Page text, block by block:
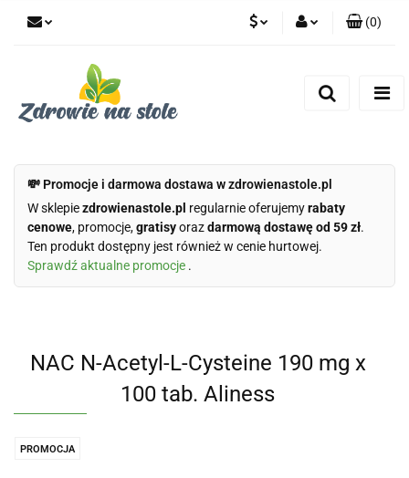
(0)
💸 Promocje i darmowa dostawa w zdrowienastole.pl
W sklepiezdrowienastole.pl regularnie oferujemyrabaty
cenowe, promocje,gratisyorazdarmową dostawę od 59 zł.
Ten produkt dostępny jest również w cenie hurtowej.
Sprawdź aktualne promocje .
NAC N-Acetyl-L-Cysteine 190 mg x
100 tab. Aliness
PROMOCJA